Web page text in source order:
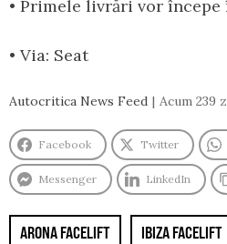
• Primele livrări vor
• Via: Seat
Autocritica News Feed Acum 239
Facebook Twitter
Messenger LinkedIn
ARONA FACELIFT IBIZA FACELIFT